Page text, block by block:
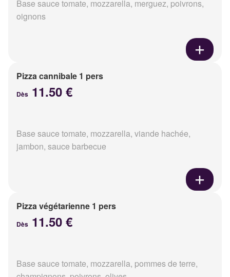
Base sauce tomate, mozzarella, merguez, poivrons,
oignons
Pizza cannibale 1 pers
Dès 11.50 €
Base sauce tomate, mozzarella, viande hachée,
jambon, sauce barbecue
Pizza végétarienne 1 pers
Dès 11.50 €
Base sauce tomate, mozzarella, pommes de terre,